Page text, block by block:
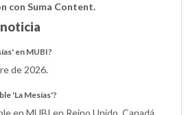
con Suma Content.
en MUBI?
de 2026.
'La Mesías'?
en MUBI en Reino Unido, Canadá,